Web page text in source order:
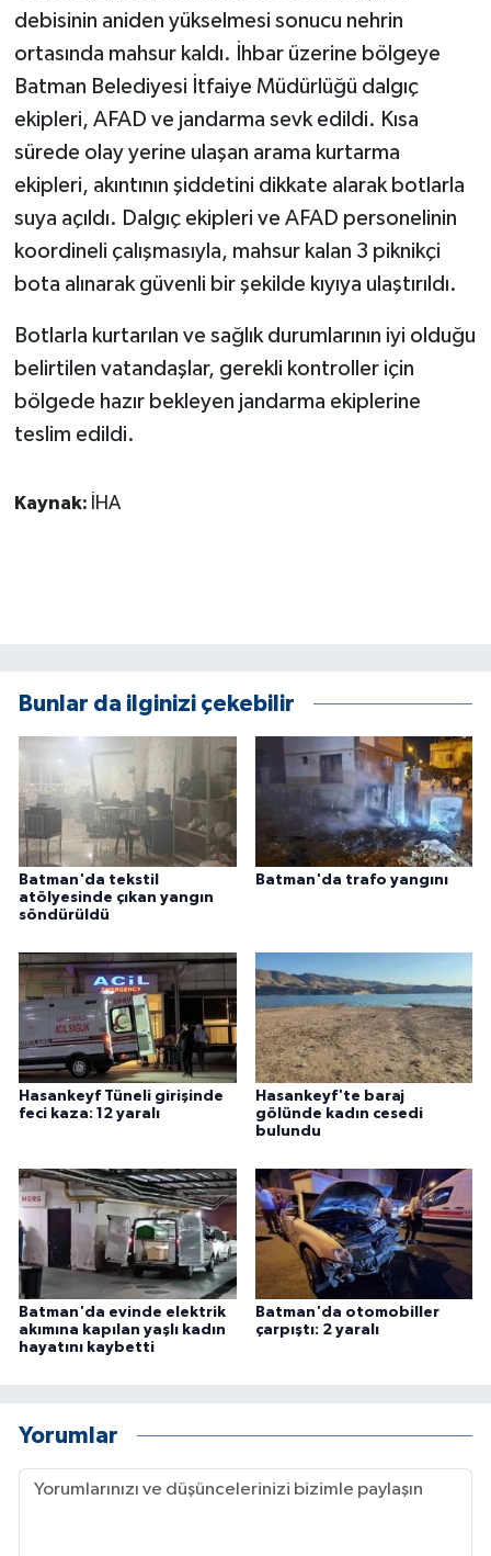
debisinin aniden yükselmesi sonucu nehrin
ortasında mahsur kaldı. İhbar üzerine bölgeye
Batman Belediyesi İtfaiye Müdürlüğü dalgıç
ekipleri, AFAD ve jandarma sevk edildi. Kısa
sürede olay yerine ulaşan arama kurtarma
ekipleri, akıntının şiddetini dikkate alarak botlarla
suya açıldı. Dalgıç ekipleri ve AFAD personelinin
koordineli çalışmasıyla, mahsur kalan 3 piknikçi
bota alınarak güvenli bir şekilde kıyıya ulaştırıldı.
Botlarla kurtarılan ve sağlık durumlarının iyi olduğu
belirtilen vatandaşlar, gerekli kontroller için
bölgede hazır bekleyen jandarma ekiplerine
teslim edildi.
Kaynak: İHA
Bunlar da ilginizi çekebilir
Batman'da tekstil
atölyesinde çıkan yangın
söndürüldü
Batman'da trafo yangını
Hasankeyf Tüneli girişinde
feci kaza: 12 yaralı
Hasankeyf'te baraj
gölünde kadın cesedi
bulundu
Batman'da evinde elektrik
akımına kapılan yaşlı kadın
hayatını kaybetti
Batman'da otomobiller
çarpıştı: 2 yaralı
Yorumlar
Kadın
KÜLTÜR SANAT
MAGAZİN
Otomobil
POLİTİKA
SİYASET
SPOR HABERLERİ
YEREL
Yerel Haberler